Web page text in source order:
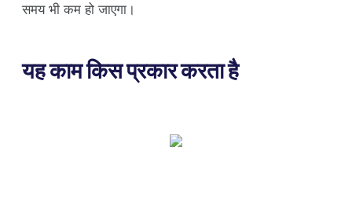
समय भी कम हो जाएगा।
यह काम किस प्रकार करता है